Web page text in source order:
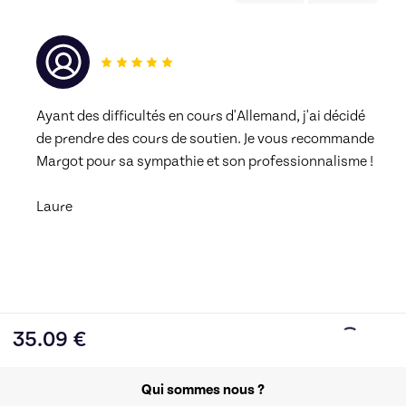
Ayant des difficultés en cours d'Allemand, j'ai décidé
de prendre des cours de soutien. Je vous recommande
Margot pour sa sympathie et son professionnalisme !
Laure
35.09 €
Qui sommes nous ?